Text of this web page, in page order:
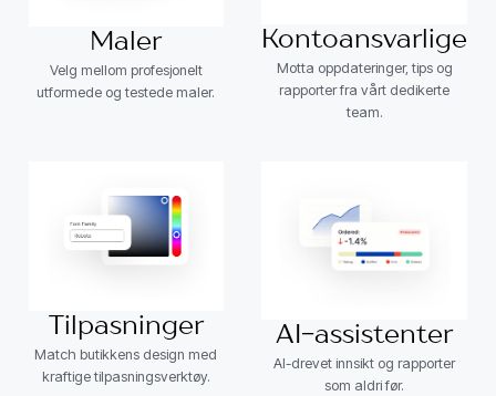
Maler
Velg mellom profesjonelt
utformede og testede maler.
Kontoansvarlige
Motta oppdateringer, tips og
rapporter fra vårt dedikerte
team.
Tilpasninger
Match butikkens design med
kraftige tilpasningsverktøy.
AI-assistenter
AI-drevet innsikt og rapporter
som aldri før.